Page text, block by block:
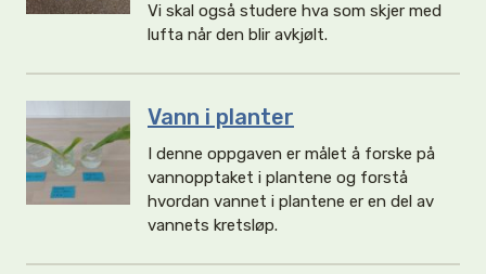
Vi skal også studere hva som skjer med
lufta når den blir avkjølt.
Vann i planter
I denne oppgaven er målet å forske på
vannopptaket i plantene og forstå
hvordan vannet i plantene er en del av
vannets kretsløp.